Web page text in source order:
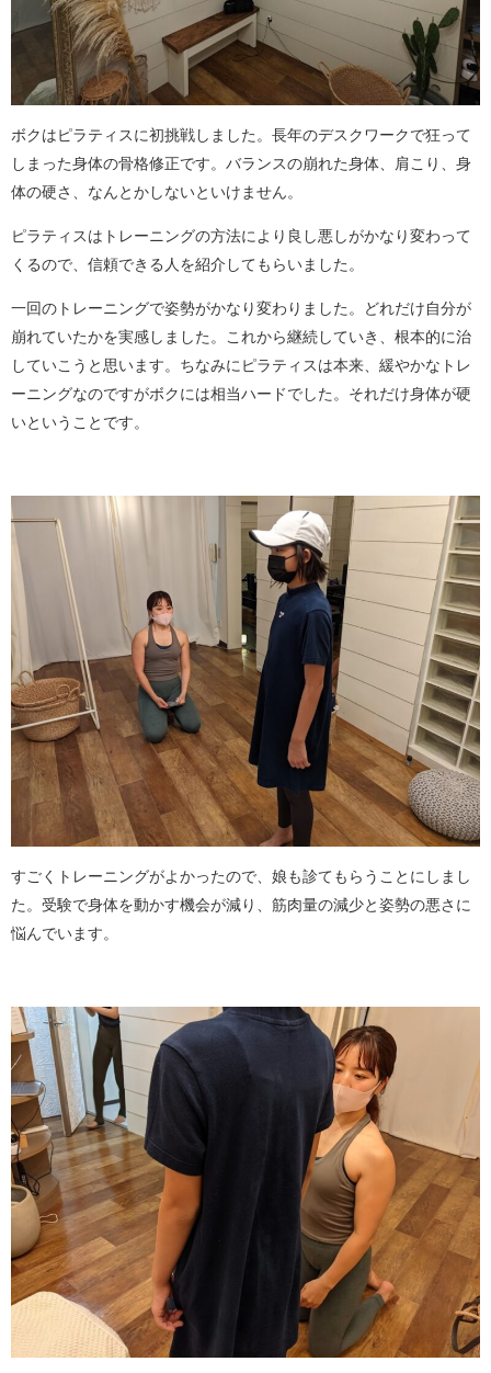
ボクはピラティスに初挑戦しました。長年のデスクワークで狂って
しまった身体の骨格修正です。バランスの崩れた身体、肩こり、身
体の硬さ、なんとかしないといけません。
ピラティスはトレーニングの方法により良し悪しがかなり変わって
くるので、信頼できる人を紹介してもらいました。
一回のトレーニングで姿勢がかなり変わりました。どれだけ自分が
崩れていたかを実感しました。これから継続していき、根本的に治
していこうと思います。ちなみにピラティスは本来、緩やかなトレ
ーニングなのですがボクには相当ハードでした。それだけ身体が硬
いということです。
すごくトレーニングがよかったので、娘も診てもらうことにしまし
た。受験で身体を動かす機会が減り、筋肉量の減少と姿勢の悪さに
悩んでいます。